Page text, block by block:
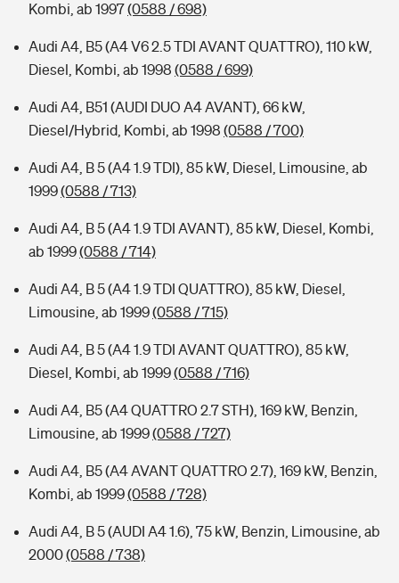
Kombi, ab 1997(0588 / 698)
Audi A4, B5 (A4 V6 2.5 TDI AVANT QUATTRO), 110 kW,
Diesel, Kombi, ab 1998 (0588 / 699)
Audi A4, B51 (AUDI DUO A4 AVANT), 66 kW,
Diesel/Hybrid, Kombi, ab 1998 (0588 / 700)
Audi A4, B 5 (A4 1.9 TDI), 85 kW, Diesel, Limousine, ab
1999(0588 / 713)
Audi A4, B 5 (A4 1.9 TDI AVANT), 85 kW, Diesel, Kombi,
ab 1999(0588 / 714)
Audi A4, B 5 (A4 1.9 TDI QUATTRO), 85 kW, Diesel,
Limousine, ab 1999(0588 / 715)
Audi A4, B 5 (A4 1.9 TDI AVANT QUATTRO), 85 kW,
Diesel, Kombi, ab 1999(0588 / 716)
Audi A4, B5 (A4 QUATTRO 2.7 STH), 169 kW, Benzin,
Limousine, ab 1999(0588 / 727)
Audi A4, B5 (A4 AVANT QUATTRO 2.7), 169 kW, Benzin,
Kombi, ab 1999(0588 / 728)
Audi A4, B 5 (AUDI A4 1.6), 75 kW, Benzin, Limousine, ab
2000(0588 / 738)